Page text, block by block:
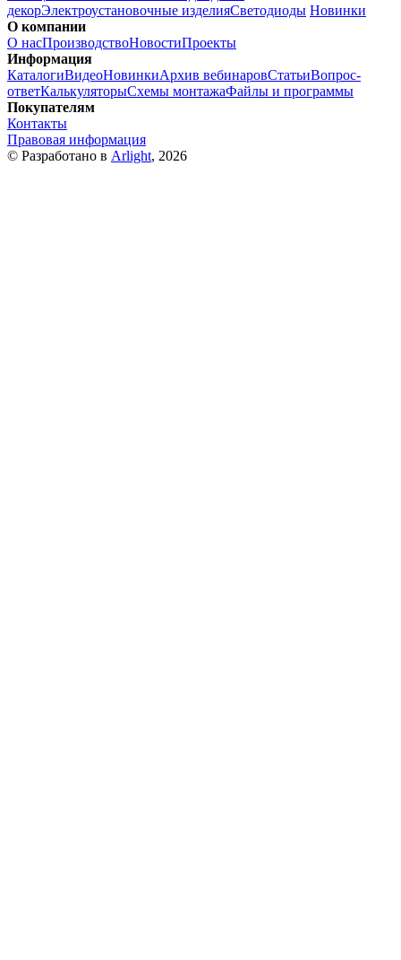
декорЭлектроустановочные изделияСветодиоды Новинки
О компании
О насПроизводствоНовостиПроекты
Информация
КаталогиВидеоНовинкиАрхив вебинаровСтатьиВопрос-
ответКалькуляторыСхемы монтажаФайлы и программы
Покупателям
Контакты
Правовая информация
© Разработано в Arlight, 2026